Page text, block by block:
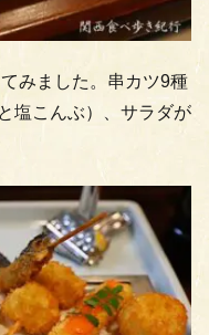
みました。串カツ9種
塩こんぶ）、サラダが